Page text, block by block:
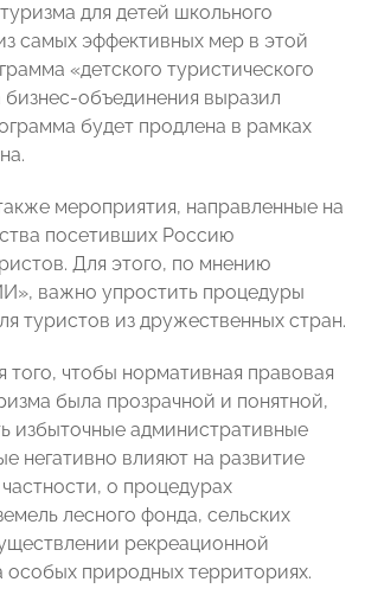
для детей школьного
самых эффективных мер в этой
«детского туристического
бизнес-объединения выразил
будет продлена в рамках
мероприятия, направленные на
посетивших Россию
Для этого, по мнению
важно упростить процедуры
туристов из дружественных стран.
того, чтобы нормативная правовая
была прозрачной и понятной,
избыточные административные
негативно влияют на развитие
о процедурах
лесного фонда, сельских
рекреационной
особых природных территориях.